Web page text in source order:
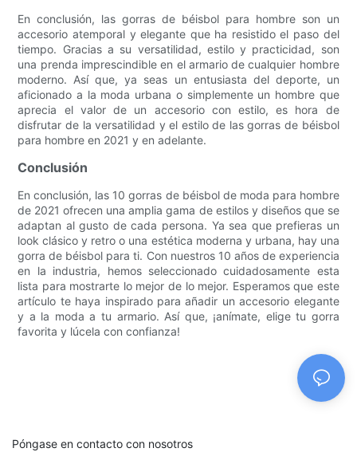
En conclusión, las gorras de béisbol para hombre son un
accesorio atemporal y elegante que ha resistido el paso del
tiempo. Gracias a su versatilidad, estilo y practicidad, son
una prenda imprescindible en el armario de cualquier hombre
moderno. Así que, ya seas un entusiasta del deporte, un
aficionado a la moda urbana o simplemente un hombre que
aprecia el valor de un accesorio con estilo, es hora de
disfrutar de la versatilidad y el estilo de las gorras de béisbol
para hombre en 2021 y en adelante.
Conclusión
En conclusión, las 10 gorras de béisbol de moda para hombre
de 2021 ofrecen una amplia gama de estilos y diseños que se
adaptan al gusto de cada persona. Ya sea que prefieras un
look clásico y retro o una estética moderna y urbana, hay una
gorra de béisbol para ti. Con nuestros 10 años de experiencia
en la industria, hemos seleccionado cuidadosamente esta
lista para mostrarte lo mejor de lo mejor. Esperamos que este
artículo te haya inspirado para añadir un accesorio elegante
y a la moda a tu armario. Así que, ¡anímate, elige tu gorra
favorita y lúcela con confianza!
Póngase en contacto con nosotros